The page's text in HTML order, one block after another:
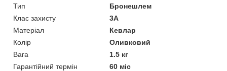
Тип
Бронешлем
Клас захисту
3А
Матеріал
Кевлар
Колір
Оливковий
Вага
1.5 кг
Гарантійний термін
60 міс